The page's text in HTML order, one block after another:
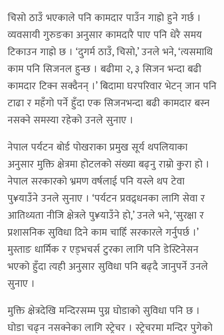
चिसो ठाउँ भएकाले पनि कामदार पाउँन गाह्रो हुने गर्छ ।
व्यवसायी गुरुङका अनुसार कामदारै पाए पनि धेरै समय
टिकाउन गाह्रो छ । ‘दुगर्म ठाउँ, चिसो,’ उनले भने, ‘त्यसमाथि
काम पनि सिजनल हुन्छ । बढीमा २, ३ सिजन भन्दा बढी
कामदार टिक्न सक्दैनन् ।’ बिदामा घरपरिवार भेटन् जान पनि
टाढा र महँगो पर्ने हुँदा एक सिजनभन्दा बढी कामदार बस्न
नसक्ने समस्या रहेको उनले सुनाए ।
नेपाल पर्यटन बोर्ड पोखराका प्रमुख सूर्य थपलियाका
अनुसार मुक्ति क्षेत्रमा होटलको संख्या बढ्नु राम्रो कुरा हो ।
नेपाल सरकारको भ्रमण वर्षलाई पनि यस्ले थप टेवा
पु¥याउँने उनले सुनाए । ‘पर्यटन प्रवद्र्धनका लागि सेवा र
आतिथ्यता नीजि क्षेत्रले पु¥याउँने हो,’ उनले भने, ‘सुरक्षा र
प्रशासनिक सुविधा दिने काम चाहिँ सरकारले गर्नुपर्छ ।’
मुस्ताङ धार्मिक र एड्भचर्स टुरका लागि पनि डेस्टिनेसन
भएको हुँदा त्यही अनुसार सुविधा पनि बढ्दै जानुपर्ने उनले
सुनाए ।
मुक्ति क्षेत्रदेखि मन्दिरसम्म पुग्न घोडाको सुविधा पनि छ ।
घोडा चढ्न नसक्नेका लागि स्ट्रेचर । स्ट्रेचरमा मन्दिर पुगेको